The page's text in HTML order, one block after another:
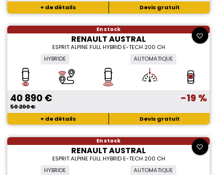
+ de détails Devis gratuit
En stock
RENAULT AUSTRAL
ESPRIT ALPINE FULL HYBRID E-TECH 200 CH
HYBRIDE
AUTOMATIQUE
40 890 €
50 200 €
-19 %
+ de détails Devis gratuit
En stock
RENAULT AUSTRAL
ESPRIT ALPINE FULL HYBRID E-TECH 200 CH
HYBRIDE
AUTOMATIQUE